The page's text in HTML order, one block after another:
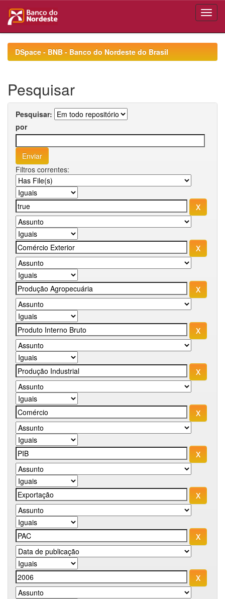
navigationDSpace - BNB - Banco do Nordeste do Brasil
Pesquisar
Pesquisar:
por
Filtros correntes: